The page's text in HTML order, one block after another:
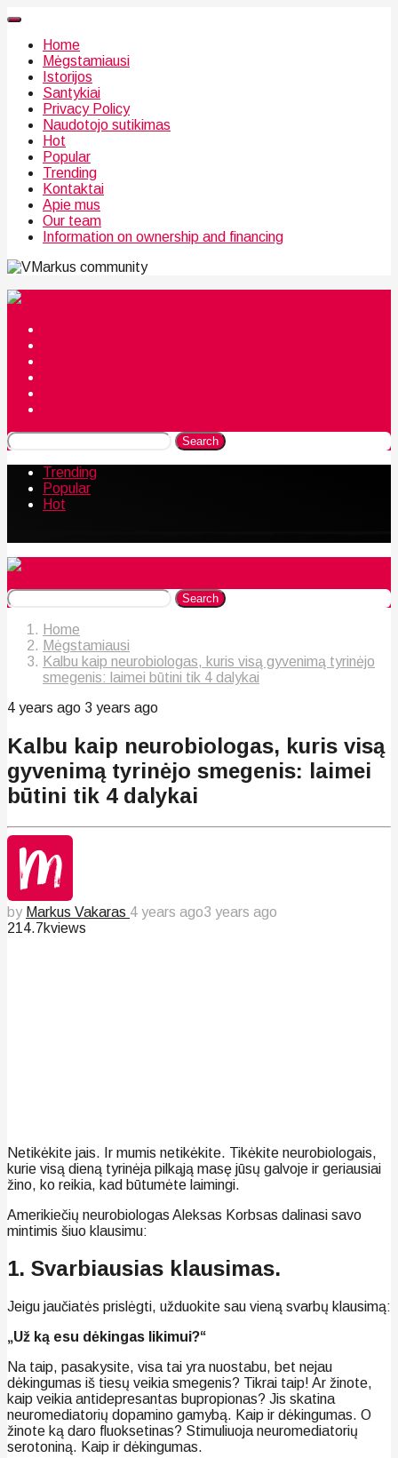
Home
Mėgstamiausi
Istorijos
Santykiai
Privacy Policy
Naudotojo sutikimas
Hot
Popular
Trending
Kontaktai
Apie mus
Our team
Information on ownership and financing
community
Search
Trending
Popular
Hot
Search
Home
Mėgstamiausi
Kalbu kaip neurobiologas, kuris visą gyvenimą tyrinėjo
smegenis: laimei būtini tik 4 dalykai
4 years ago 3 years ago
Kalbu kaip neurobiologas, kuris visą
gyvenimą tyrinėjo smegenis: laimei
būtini tik 4 dalykai
by Markus Vakaras 4 years ago3 years ago
214.7kviews
Netikėkite jais. Ir mumis netikėkite. Tikėkite neurobiologais,
kurie visą dieną tyrinėja pilkąją masę jūsų galvoje ir geriausiai
žino, ko reikia, kad būtumėte laimingi.
Amerikiečių neurobiologas Aleksas Korbsas dalinasi savo
mintimis šiuo klausimu:
1. Svarbiausias klausimas.
Jeigu jaučiatės prislėgti, užduokite sau vieną svarbų klausimą:
„Už ką esu dėkingas likimui?“
Na taip, pasakysite, visa tai yra nuostabu, bet nejau
dėkingumas iš tiesų veikia smegenis? Tikrai taip! Ar žinote,
kaip veikia antidepresantas bupropionas? Jis skatina
neuromediatorių dopamino gamybą. Kaip ir dėkingumas. O
žinote ką daro fluoksetinas? Stimuliuoja neuromediatorių
serotoniną. Kaip ir dėkingumas.